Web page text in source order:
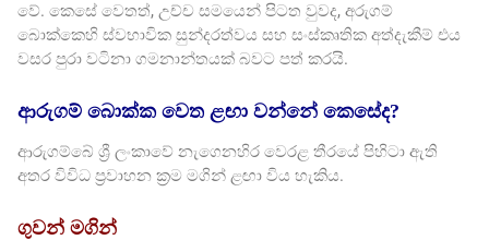
වේ. කෙසේ වෙතත්, උච්ච සමයෙන් පිටත වුවද, අරුගම්
බොක්කෙහි ස්වභාවික සුන්දරත්වය සහ සංස්කෘතික අත්දැකීම් එය
වසර පුරා වටිනා ගමනාන්තයක් බවට පත් කරයි.
ආරුගම් බොක්ක වෙත ළඟා වන්නේ කෙසේද?
ආරුගම්බේ ශ්‍රී ලංකාවේ නැගෙනහිර වෙරළ තීරයේ පිහිටා ඇති
අතර විවිධ ප්‍රවාහන ක්‍රම මගින් ළඟා විය හැකිය.
ගුවන් මගින්